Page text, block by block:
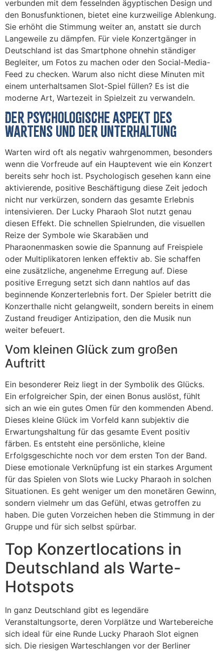
verbunden mit dem fesselnden ägyptischen Design und
den Bonusfunktionen, bietet eine kurzweilige Ablenkung.
Sie erhöht die Stimmung weiter an, anstatt sie durch
Langeweile zu dämpfen. Für viele Konzertgänger in
Deutschland ist das Smartphone ohnehin ständiger
Begleiter, um Fotos zu machen oder den Social-Media-
Feed zu checken. Warum also nicht diese Minuten mit
einem unterhaltsamen Slot-Spiel füllen? Es ist die
moderne Art, Wartezeit in Spielzeit zu verwandeln.
Der psychologische Aspekt des
Wartens und der Unterhaltung
Warten wird oft als negativ wahrgenommen, besonders
wenn die Vorfreude auf ein Hauptevent wie ein Konzert
bereits sehr hoch ist. Psychologisch gesehen kann eine
aktivierende, positive Beschäftigung diese Zeit jedoch
nicht nur verkürzen, sondern das gesamte Erlebnis
intensivieren. Der Lucky Pharaoh Slot nutzt genau
diesen Effekt. Die schnellen Spielrunden, die visuellen
Reize der Symbole wie Skarabäen und
Pharaonenmasken sowie die Spannung auf Freispiele
oder Multiplikatoren lenken effektiv ab. Sie schaffen
eine zusätzliche, angenehme Erregung auf. Diese
positive Erregung setzt sich dann nahtlos auf das
beginnende Konzerterlebnis fort. Der Spieler betritt die
Konzerthalle nicht gelangweilt, sondern bereits in einem
Zustand freudiger Antizipation, den die Musik nun
weiter befeuert.
Vom kleinen Glück zum großen
Auftritt
Ein besonderer Reiz liegt in der Symbolik des Glücks.
Ein erfolgreicher Spin, der einen Bonus auslöst, fühlt
sich an wie ein gutes Omen für den kommenden Abend.
Dieses kleine Glück im Vorfeld kann subjektiv die
Erwartungshaltung für das gesamte Event positiv
färben. Es entsteht eine persönliche, kleine
Erfolgsgeschichte noch vor dem ersten Ton der Band.
Diese emotionale Verknüpfung ist ein starkes Argument
für das Spielen von Slots wie Lucky Pharaoh in solchen
Situationen. Es geht weniger um den monetären Gewinn,
sondern vielmehr um das Gefühl, etwas getroffen zu
haben. Die guten Vorzeichen heben die Stimmung in der
Gruppe und für sich selbst spürbar.
Top Konzertlocations in
Deutschland als Warte-
Hotspots
In ganz Deutschland gibt es legendäre
Veranstaltungsorte, deren Vorplätze und Wartebereiche
sich ideal für eine Runde Lucky Pharaoh Slot eignen
sich. Die riesigen Warteschlangen vor der Berliner